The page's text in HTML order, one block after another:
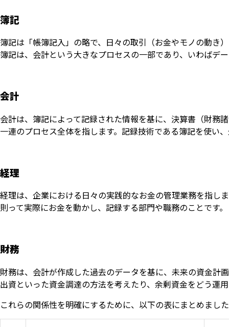
簿記
簿記は「帳簿記入」の略で、日々の取引（お金やモノの動き
簿記は、会計という大きなプロセスの一部であり、いわばデ
会計
会計は、簿記によって記録された情報を基に、決算書（財務
一連のプロセス全体を指します。記録技術である簿記を使い
経理
経理は、企業における日々の実践的なお金の管理業務を指し
則って実際にお金を動かし、記録する部門や職務のことです。
財務
財務は、会計が作成した過去のデータを基に、未来の資金計
出資といった資金調達の方法を考えたり、余剰資金をどう運
これらの関係性を明確にするために、以下の表にまとめまし